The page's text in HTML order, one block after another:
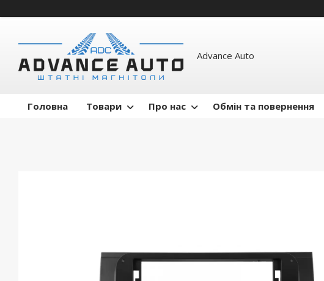
Advance Auto
Головна Товари Про нас Обмін та повернення